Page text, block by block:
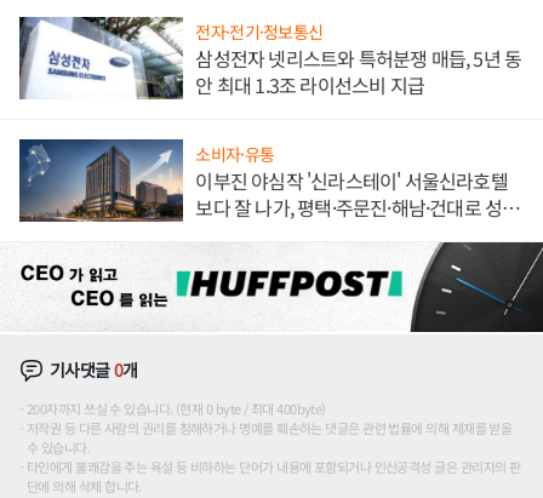
전자·전기·정보통신
삼성전자 넷리스트와 특허분쟁 매듭, 5년 동
안 최대 1.3조 라이선스비 지급
소비자·유통
이부진 야심작 '신라스테이' 서울신라호텔
보다 잘 나가, 평택·주문진·해남·건대로 성
기사댓글0개
200자까지 쓰실 수 있습니다. (현재 0 byte / 최대 400byte)
저작권 등 다른 사람의 권리를 침해하거나 명예를 훼손하는 댓글은 관련 법률에 의해 제재를 받을
수 있습니다.
타인에게 불쾌감을 주는 욕설 등 비하하는 단어가 내용에 포함되거나 인신공격성 글은 관리자의 판
단에 의해 삭제 합니다.